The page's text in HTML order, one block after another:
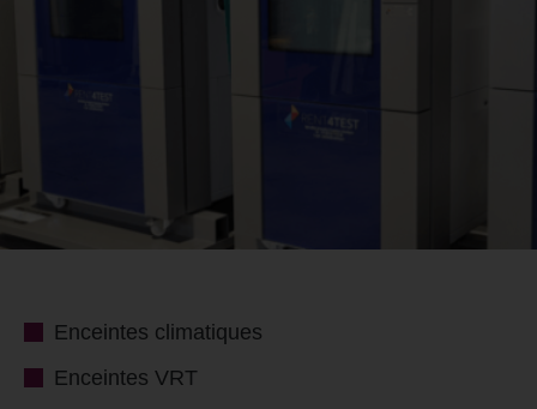
Enceintes climatiques
Enceintes VRT